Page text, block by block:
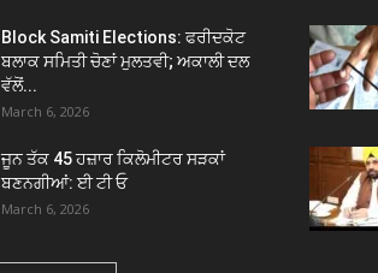
Block Samiti Elections: ਫਰੀਦਕੋਟ
ਬਲਾਕ ਸਮਿਤੀ ਚੋਣਾਂ ਮੁਲਤਵੀ; ਅਕਾਲੀ ਦਲ
ਵੱਲੋਂ...
March 6, 2026
ਜੂਨ ਤੱਕ 45 ਹਜ਼ਾਰ ਕਿਲੋਮੀਟਰ ਸੜਕਾਂ
ਬਣਨਗੀਆਂ: ਈ ਟੀ ਓ
March 6, 2026